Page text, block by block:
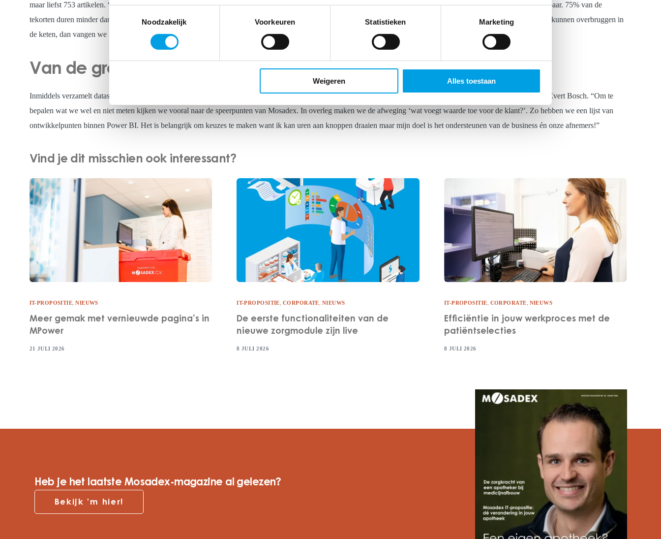
Noodzakelijk
Voorkeuren Statistieken Marketing
Weigeren Alles toestaan
maar liefst 753 artikelen. “Ludwig Castelijns vroeg mij te analyseren hoelang een tekort aanhoudt. Wat blijkt? Gemiddeld is een product na 76 werkdagen weer beschikbaar. 75% van de
tekorten duren minder dan 4 maanden. Dit was belangrijke informatie waarop het plan voor een ijzeren voorraad van vier maanden is gebaseerd. Stel dat we die periode kunnen overbruggen in
de keten, dan vangen we het overgrote deel van de problemen op!”
Van de groothandel naar de groep
Inmiddels verzamelt dataspecialist Rogier niet alleen informatie voor de groothandel maar voor heel Mosadex Groep. Het team is ook verrijkt met een collega genaamd Evert Bosch. “Om te
bepalen wat we wel en niet meten kijken we vooral naar de speerpunten van Mosadex. In overleg maken we de afweging ‘wat voegt waarde toe voor de klant?’. Zo hebben we een lijst van
ontwikkelpunten binnen Power BI. Het is belangrijk om keuzes te maken want ik kan uren aan knoppen draaien maar mijn doel is het ondersteunen van de business én onze afnemers!”
Vind je dit misschien ook interessant?
IT-PROPOSITIE ,NIEUWS
Meer gemak met vernieuwde pagina’s in
MPower
21 JULI 2026
IT-PROPOSITIE CORPORATE NIEUWS
De eerste functionaliteiten van de
nieuwe zorgmodule zijn live
8 JULI 2026
IT-PROPOSITIE CORPORATE NIEUWS
Efficiëntie in jouw werkproces met de
patiëntselecties
8 JULI 2026
Heb je het laatste Mosadex-magazine al gelezen?
Bekijk 'm hier!